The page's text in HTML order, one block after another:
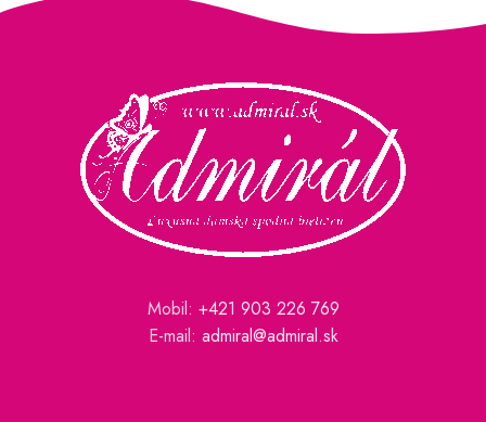
Mobil: +421 903 226 769
E-mail: admiral@admiral.sk